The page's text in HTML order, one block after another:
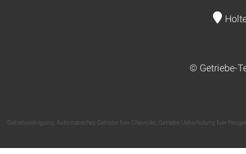
© Getriebe-
Getriebereinigung Automatisches Getriebe fuer Chevrolet Getriebe Ueberholung fuer